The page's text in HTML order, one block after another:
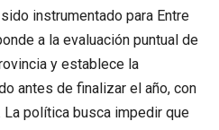
instrumentado para Entre
a la evaluación puntual de
y establece la
antes de finalizar el año, con
política busca impedir que